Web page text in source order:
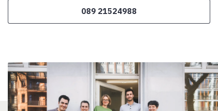
089 21524988